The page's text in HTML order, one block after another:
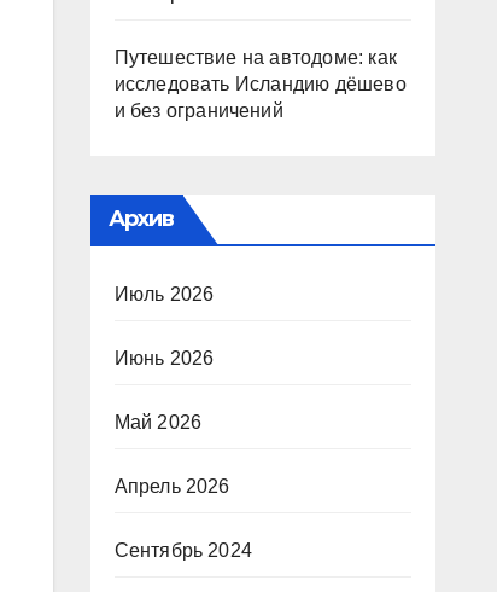
Путешествие на автодоме: как
исследовать Исландию дёшево
и без ограничений
Архив
Июль 2026
Июнь 2026
Май 2026
Апрель 2026
Сентябрь 2024